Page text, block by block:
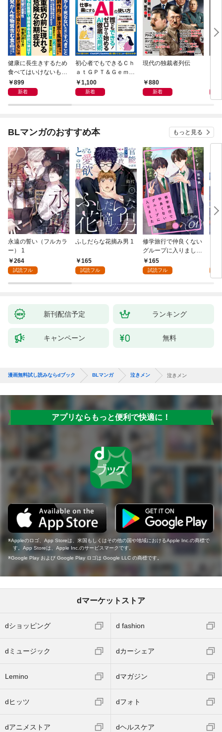
健康に長生きするため
食べてはいけないもの
やってはいけないこと
899
新着
初心者でもできるＣｈ
ａｔＧＰＴ＆Ｇｅｍｉ
ｎｉ 仕事を楽にするＡ
Ｉの使い方
1,100
新着
現代の独裁者列伝
880
新着
BLマンガのおすすめ本 もっと見る
永遠の誓い（フルカラ
ー） 1
264
試読フル
ふしだらな花摘み男 1
165
試読フル
修学旅行で仲良くない
グループに入りました
【単話版】1巻
165
試読フル
が
ら
新刊配信予定 ランキング
キャンペーン 無料
漫画無料試し読みならdブック BLマンガ 泣きメン 泣きメン
アプリならもっと便利で快適に！
Appleのロゴ、App Storeは、米国もしくはその他の国や地域におけるApple Inc.の商標で
す。App Storeは、Apple Inc.のサービスマークです。
Google Play および Google Play ロゴは Google LLC の商標です。
dマーケットストア
dショッピング d fashion
dミュージック dカーシェア
Lemino dマガジン
dヒッツ dフォト
dアニメストア dヘルスケア